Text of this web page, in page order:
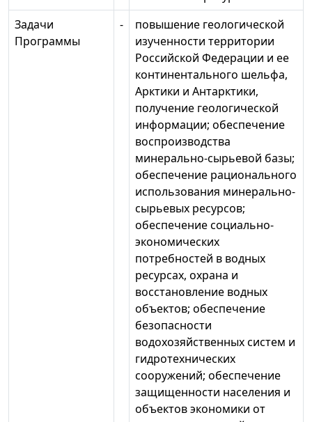
Задачи
Программы
-
повышение геологической
изученности территории
Российской Федерации и ее
континентального шельфа,
Арктики и Антарктики,
получение геологической
информации; обеспечение
воспроизводства
минерально-сырьевой базы;
обеспечение рационального
использования минерально-
сырьевых ресурсов;
обеспечение социально-
экономических
потребностей в водных
ресурсах, охрана и
восстановление водных
объектов; обеспечение
безопасности
водохозяйственных систем и
гидротехнических
сооружений; обеспечение
защищенности населения и
объектов экономики от